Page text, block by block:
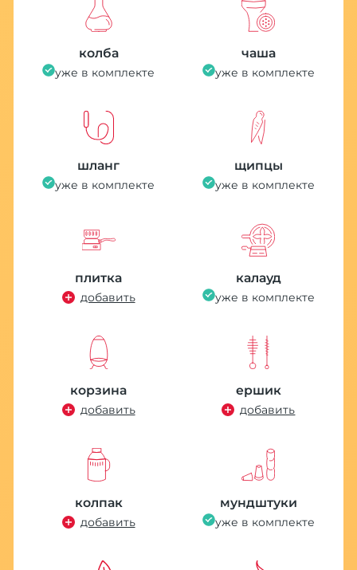
колба
уже в комплекте
чаша
уже в комплекте
шланг
уже в комплекте
щипцы
уже в комплекте
плитка
добавить
калауд
уже в комплекте
корзина
добавить
ершик
добавить
колпак
добавить
мундштуки
уже в комплекте